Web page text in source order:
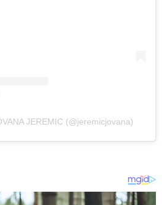
JEREMIC (@jeremicjovana)